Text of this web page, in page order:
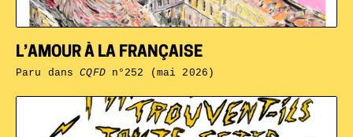
L’AMOUR À LA FRANÇAISE
Paru dansCQFDn°252 (mai 2026)